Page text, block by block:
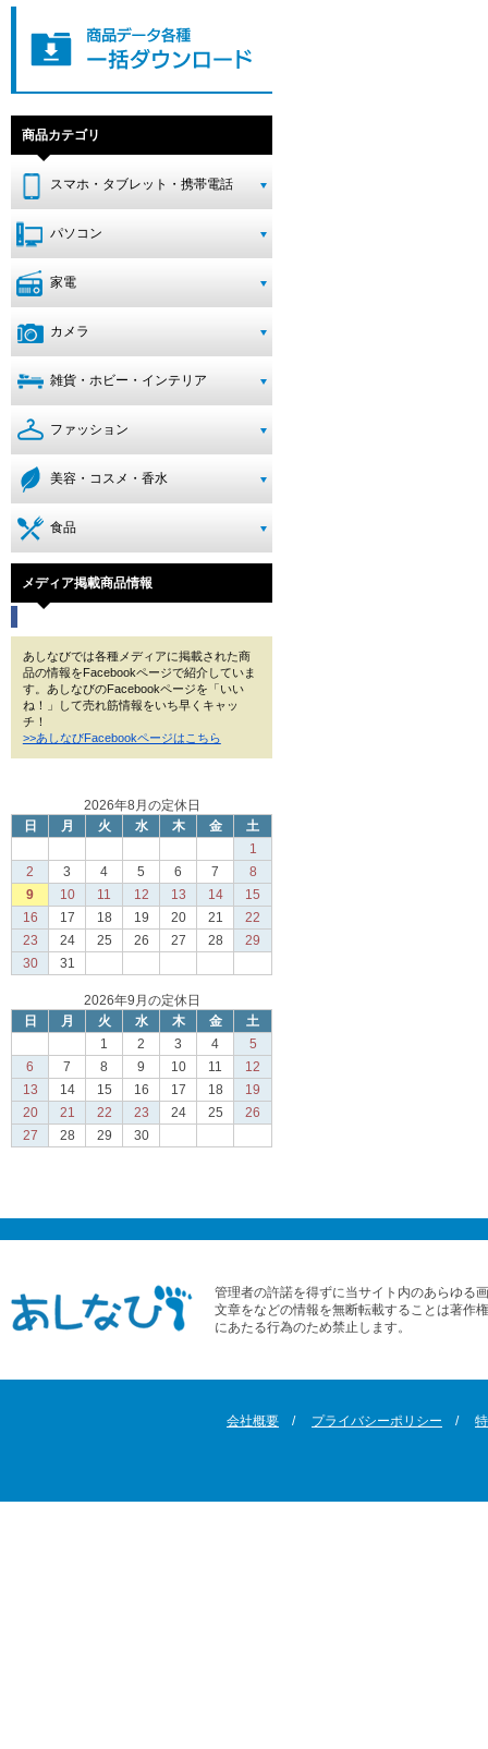
商品カテゴリ
スマホ・タブレット・携帯電話
パソコン
家電
カメラ
雑貨・ホビー・インテリア
ファッション
美容・コスメ・香水
食品
メディア掲載商品情報
あしなびでは各種メディアに掲載された商
品の情報をFacebookページで紹介していま
す。あしなびのFacebookページを「いい
ね！」して売れ筋情報をいち早くキャッ
チ！
>>あしなびFacebookページはこちら
2026年8月の定休日
日
月 火 水 木 金
土
1
2
3 4 5 6 7
8
9
10 11 12 13 14
15
16
17 18 19 20 21
22
23
24 25 26 27 28
29
30
31
2026年9月の定休日
日
月 火 水 木 金
土
1
2 3 4
5
6
7 8 9 10 11
12
13
14 15 16 17 18
19
20
21 22 23 24 25
26
27
28 29 30
管理者の許諾を得ずに当サイト内のあらゆる
文章をなどの情報を無断転載することは著作
にあたる行為のため禁止します。
会社概要 プライバシーポリシー